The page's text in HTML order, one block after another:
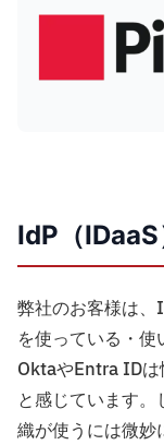
IdP（
弊社のお客様は
を使っている・使
OktaやEntra IDは
と感じています
織が使うには微妙